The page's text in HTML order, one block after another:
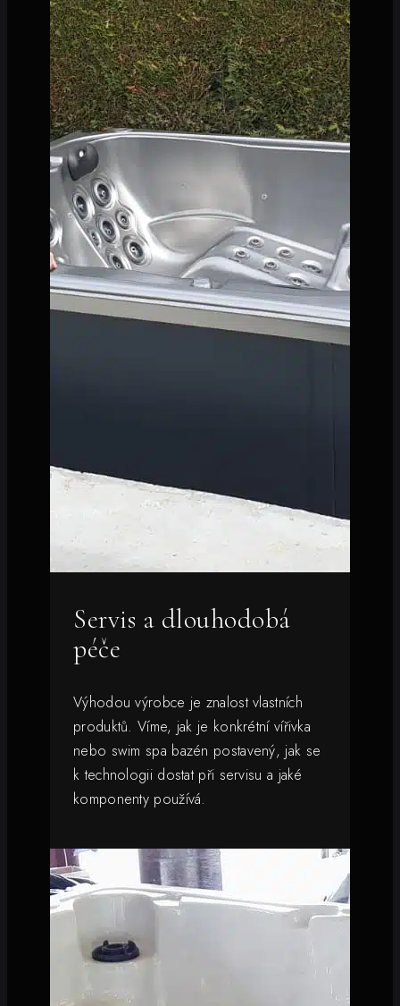
Servis a dlouhodobá
péče
Výhodou výrobce je znalost vlastních
produktů. Víme, jak je konkrétní vířivka
nebo swim spa bazén postavený, jak se
k technologii dostat při servisu a jaké
komponenty používá.